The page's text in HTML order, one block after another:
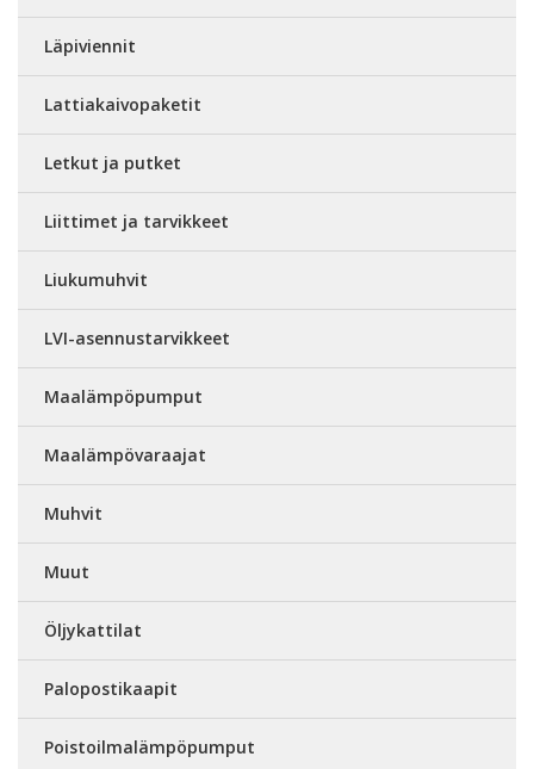
Läpiviennit
Lattiakaivopaketit
Letkut ja putket
Liittimet ja tarvikkeet
Liukumuhvit
LVI-asennustarvikkeet
Maalämpöpumput
Maalämpövaraajat
Muhvit
Muut
Öljykattilat
Palopostikaapit
Poistoilmalämpöpumput